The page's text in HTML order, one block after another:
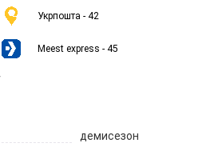
Укрпошта - 42
Meest express - 45
демисезон